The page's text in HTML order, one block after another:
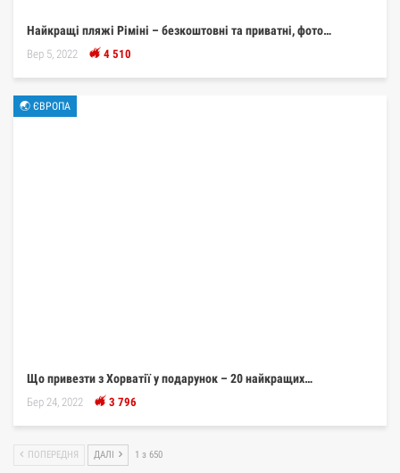
Найкращі пляжі Ріміні – безкоштовні та приватні, фото…
Вер 5, 2022 4 510
🌏 ЄВРОПА
Що привезти з Хорватії у подарунок – 20 найкращих…
Бер 24, 2022 3 796
ПОПЕРЕДНЯ ДАЛІ 1 з 650